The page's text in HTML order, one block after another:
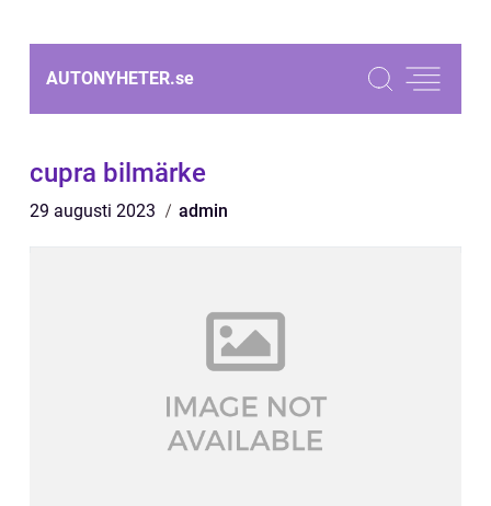
AUTONYHETER.se
cupra bilmärke
29 augusti 2023 admin